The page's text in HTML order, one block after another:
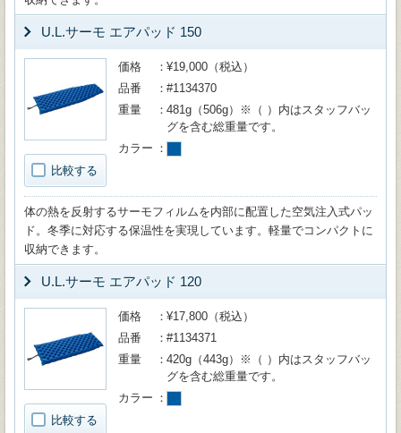
U.L.サーモ エアパッド 150
比較する
価格
¥19,000（税込）
品番
#1134370
重量
481g（506g）※（ ）内はスタッフバッ
グを含む総重量です。
カラー
体の熱を反射するサーモフィルムを内部に配置した空気注入式パッ
ド。冬季に対応する保温性を実現しています。軽量でコンパクトに
収納できます。
U.L.サーモ エアパッド 120
比較する
価格
¥17,800（税込）
品番
#1134371
重量
420g（443g）※（ ）内はスタッフバッ
グを含む総重量です。
カラー